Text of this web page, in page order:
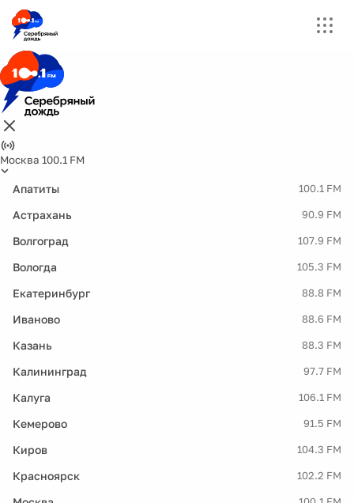
Москва 100.1 FM
Апатиты 100.1 FM
Астрахань 90.9 FM
Волгоград 107.9 FM
Вологда 105.3 FM
Екатеринбург 88.8 FM
Иваново 88.6 FM
Казань 88.3 FM
Калининград 97.7 FM
Калуга 106.1 FM
Кемерово 91.5 FM
Киров 104.3 FM
Красноярск 102.2 FM